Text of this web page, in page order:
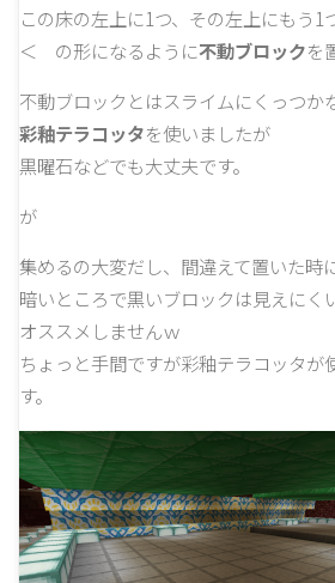
この床の左上に1つ、その左上にもう1
＜ の形になるように不動ブロックを
不動ブロックとはスライムにくっつか
彩釉テラコッタを使いましたが
黒曜石などでも大丈夫です。
が
集めるの大変だし、間違えて置いた時
暗いところで黒いブロックは見えに
オススメしませんｗ
ちょっと手間ですが彩釉テラコッタが
す。